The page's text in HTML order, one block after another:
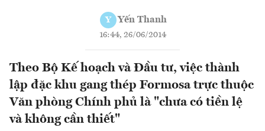
Y Yến Thanh
16:44, 26/06/2014
Theo Bộ Kế hoạch và Đầu tư, việc thành
lập đặc khu gang thép Formosa trực thuộc
Văn phòng Chính phủ là "chưa có tiền lệ
và không cần thiết"